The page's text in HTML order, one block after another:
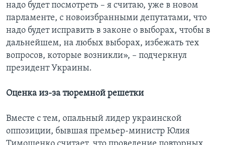
надо будет посмотреть – я считаю, уже в новом
парламенте, с новоизбранными депутатами, что
надо будет исправить в законе о выборах, чтобы в
дальнейшем, на любых выборах, избежать тех
вопросов, которые возникли», – подчеркнул
президент Украины.
Оценка из-за тюремной решетки
Вместе с тем, опальный лидер украинской
оппозиции, бывшая премьер-министр Юлия